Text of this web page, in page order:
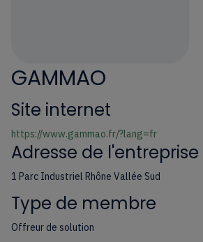
GAMMAO
Site internet
https://www.gammao.fr/?lang=fr
Adresse de l'entreprise
1 Parc Industriel Rhône Vallée Sud
Type de membre
Offreur de solution